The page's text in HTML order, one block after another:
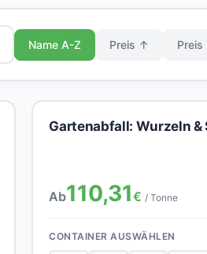
Name A-Z Preis ↑
Gartenabfall: Wurzeln &
Ab110,31€ / Tonne
CONTAINER AUSWÄHLEN